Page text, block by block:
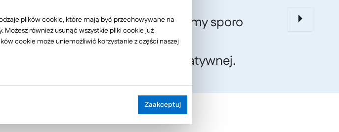
ale owocnej pracy. Wdrożyliśmy sporo
kilka nowych, znanych marek.
od strony technicznej, jak i kreatywnej.
plików cookie, które mają być przechowywane na
również usunąć wszystkie pliki cookie już
cookie może uniemożliwić korzystanie z części naszej
Zaakceptuj